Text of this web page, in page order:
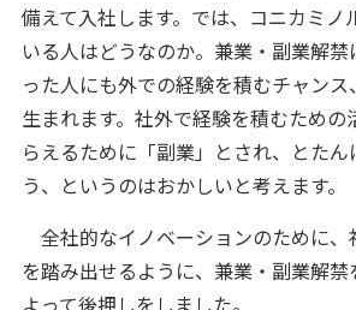
備えて入社します。では、コニカミノ
いる人はどうなのか。兼業・副業解禁
った人にも外での経験を積むチャン
生まれます。社外で経験を積むための
らえるために「副業」とされ、とた
う、というのはおかしいと考えます。
全社的なイノベーションのために、
を踏み出せるように、兼業・副業解
よって後押しをしました。